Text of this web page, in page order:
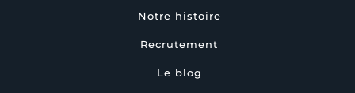
Notre histoire
Recrutement
Le blog